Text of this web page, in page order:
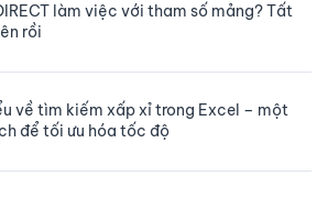
làm việc với tham số mảng? Tất
rồi
về tìm kiếm xấp xỉ trong Excel – một
để tối ưu hóa tốc độ